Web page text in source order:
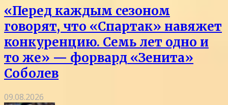
«Перед каждым сезоном
говорят, что «Спартак» навяжет
конкуренцию. Семь лет одно и
то же» — форвард «Зенита»
Соболев
09.08.2026